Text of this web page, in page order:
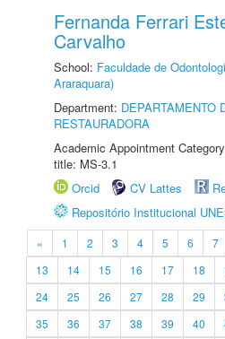
Fernanda Ferrari
Carvalho
School: Faculdade de
Araraquara)
Department: DEPARTAMENTO
RESTAURADORA
Academic Appointment
title: MS-3.1
Orcid
CV Lattes
Repositório Institucional
« 1 2 3 4 5 6 7
13
14 15 16 17 18
24
25 26 27 28 29
35
36 37 38 39 40